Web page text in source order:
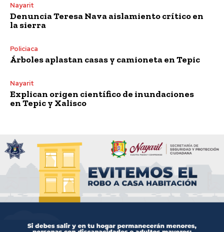
Nayarit
Denuncia Teresa Nava aislamiento crítico en
la sierra
Policiaca
Árboles aplastan casas y camioneta en Tepic
Nayarit
Explican origen científico de inundaciones
en Tepic y Xalisco